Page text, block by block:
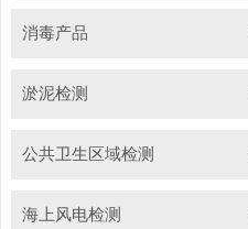
消毒产品
淤泥检测
公共卫生区域检测
海上风电检测